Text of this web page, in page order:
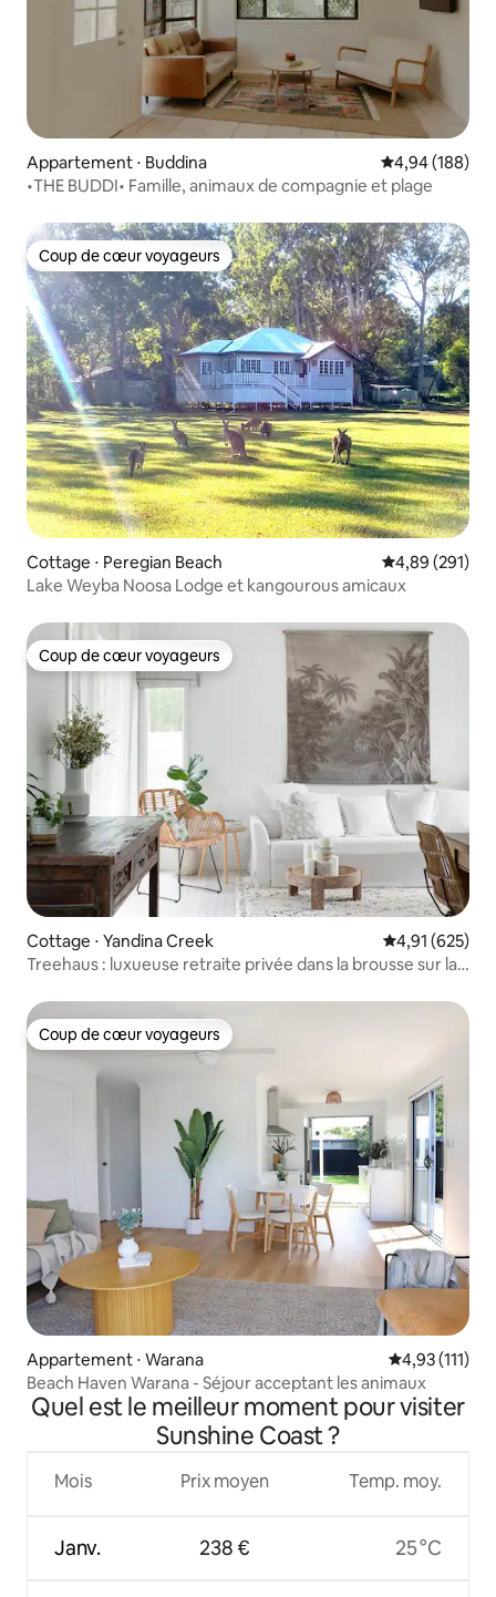
Appartement ⋅ Buddina Évaluation
4,94 (188)
•THE BUDDI• Famille, animaux de compagnie et plage
Coup de cœur voyageurs
Coup de cœur voyageurs
Cottage ⋅ Peregian Beach Évaluation
4,89 (291)
Lake Weyba Noosa Lodge et kangourous amicaux
Coup de cœur voyageurs
Coup de cœur voyageurs
Cottage ⋅ Yandina Creek Évaluation
4,91 (625)
Treehaus : luxueuse retraite privée dans la brousse sur la
Coup de cœur voyageurs
Coup de cœur voyageurs
Appartement ⋅ Warana Évaluation
4,93 (111)
Beach Haven Warana - Séjour acceptant les animaux
Quel est le meilleur moment pour visiter
Sunshine Coast ?
Mois
Janv.
Prix moyen
238 €
Temp. moy.
25 °C